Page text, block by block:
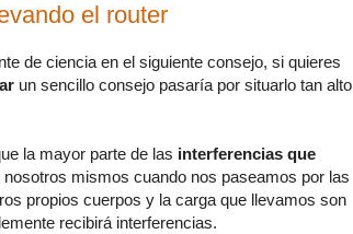
el router
de ciencia en el siguiente consejo, si quieres
un sencillo consejo pasaría por situarlo tan alto
la mayor parte de las interferencias que
mismos cuando nos paseamos por las
propios cuerpos y la carga que llevamos son
recibirá interferencias.